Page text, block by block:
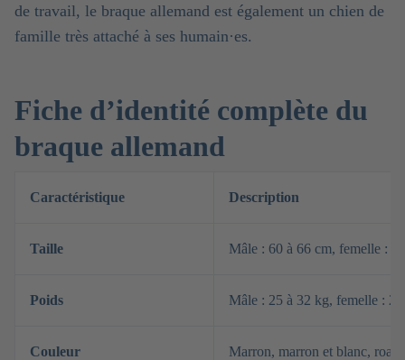
de travail, le braque allemand est également un chien de
famille très attaché à ses humain·es.
Fiche d’identité complète du
braque allemand
Caractéristique Description
Taille Mâle : 60 à 66 cm, femelle :
Poids Mâle : 25 à 32 kg, femelle :
Couleur Marron, marron et blanc, roan